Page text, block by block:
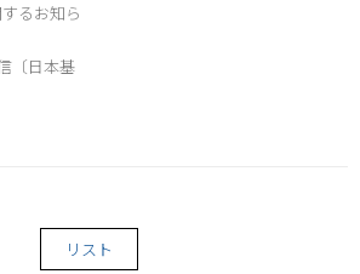
るお知ら
〔日本基
リスト